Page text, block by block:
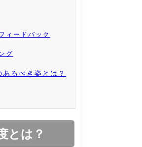
ィードバック
グ
あるべき姿とは？
とは？